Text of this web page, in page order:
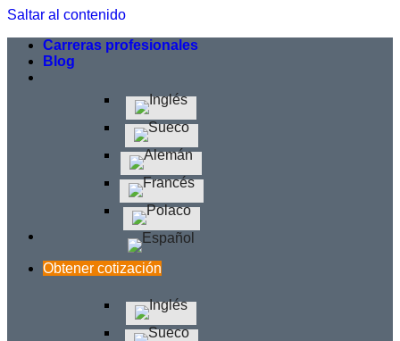
Saltar al contenido
Carreras profesionales
Blog
Obtener cotización